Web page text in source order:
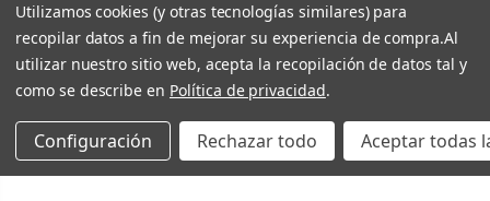
Utilizamos cookies (y otras tecnologías similares) para
recopilar datos a fin de mejorar su experiencia de compra.Al
utilizar nuestro sitio web, acepta la recopilación de datos tal y
como se describe en Política de privacidad.
Configuración Rechazar todo Aceptar todas